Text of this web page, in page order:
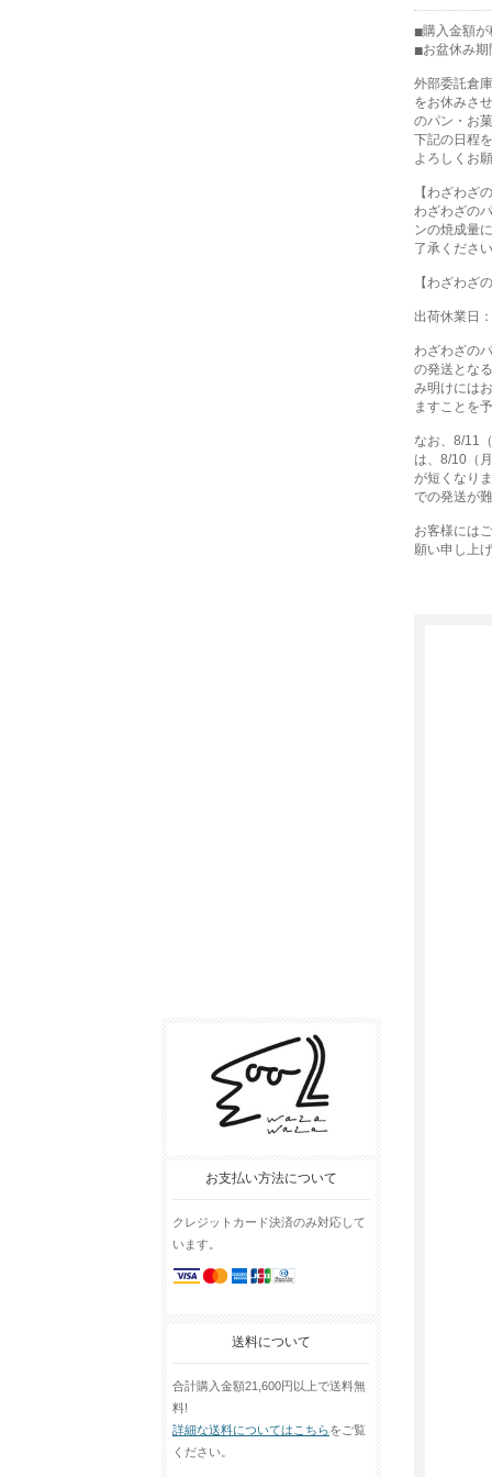
お支払い方法について
クレジットカード決済のみ対応して
います。
送料について
合計購入金額21,600円以上で送料無
料!
詳細な送料についてはこちらをご覧
ください。
購入金額
お盆休み
外部委託倉
をお休みさ
のパン・お
下記の日程
よろしくお
【わざわざ
わざわざの
ンの焼成量
了承くださ
【わざわざ
出荷休業日
わざわざの
の発送とな
み明けには
ますことを
なお、8/11
は、8/10（
が短くなり
での発送が
お客様には
願い申し上